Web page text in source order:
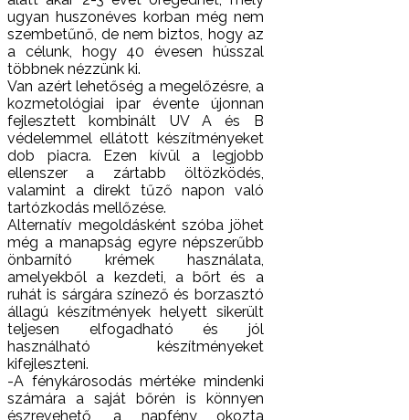
ugyan huszonéves korban még nem
szembetűnő, de nem biztos, hogy az
a célunk, hogy 40 évesen hússzal
többnek nézzünk ki.
Van azért lehetőség a megelőzésre, a
kozmetológiai ipar évente újonnan
fejlesztett kombinált UV A és B
védelemmel ellátott készítményeket
dob piacra. Ezen kívül a legjobb
ellenszer a zártabb öltözködés,
valamint a direkt tűző napon való
tartózkodás mellőzése.
Alternatív megoldásként szóba jöhet
még a manapság egyre népszerűbb
önbarnító krémek használata,
amelyekből a kezdeti, a bőrt és a
ruhát is sárgára színező és borzasztó
állagú készítmények helyett sikerült
teljesen elfogadható és jól
használható készítményeket
kifejleszteni.
-A fénykárosodás mértéke mindenki
számára a saját bőrén is könnyen
észrevehető, a napfény okozta